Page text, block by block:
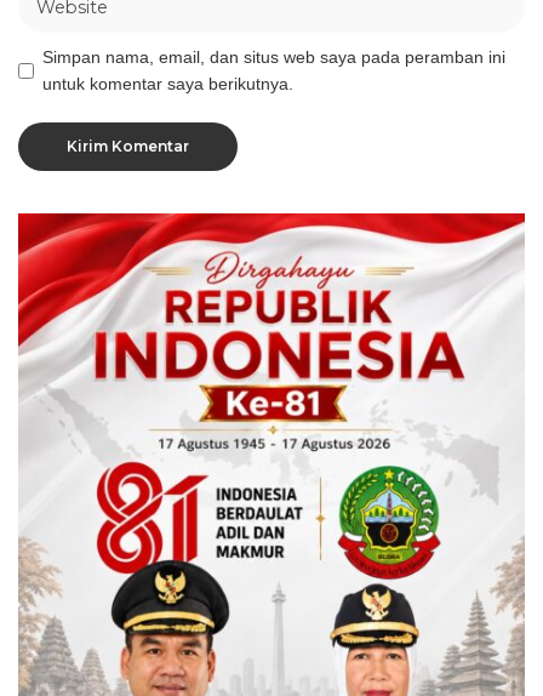
Simpan nama, email, dan situs web saya pada peramban ini
untuk komentar saya berikutnya.